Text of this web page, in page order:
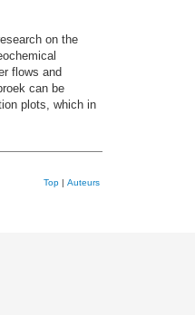
on the
flows and
can be
plots, which in
Top | Auteurs